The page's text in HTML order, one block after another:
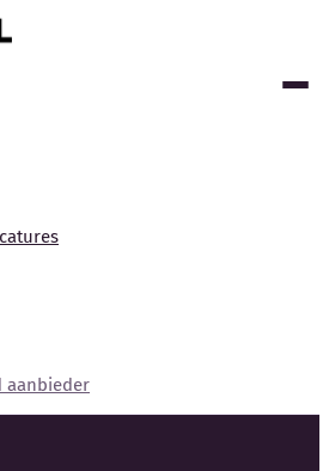
aanbieder